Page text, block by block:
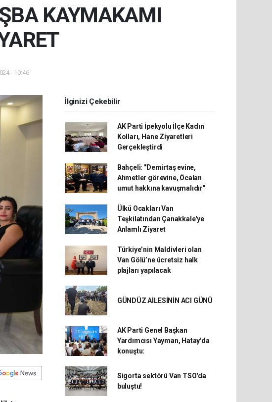
KAYMAKAMI
- 10:46
İlginizi Çekebilir
AK Parti İpekyolu İlçe Kadın
Kolları, Hane Ziyaretleri
Gerçekleştirdi
Bahçeli: "Demirtaş evine,
Ahmetler görevine, Öcalan
umut hakkına kavuşmalıdır"
Ülkü Ocakları Van
Teşkilatından Çanakkale'ye
Anlamlı Ziyaret
Türkiye’nin Maldivleri olan
Van Gölü’ne ücretsiz halk
plajları yapılacak
GÜNDÜZ AİLESİNİN ACI GÜNÜ
AK Parti Genel Başkan
Yardımcısı Yayman, Hatay'da
konuştu:
Sigorta sektörü Van TSO'da
buluştu!